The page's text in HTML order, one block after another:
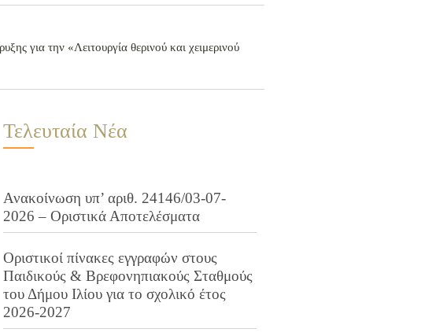
για την «Λειτουργία θερινού και χειμερινού
Τελευταία Νέα
Ανακοίνωση υπ’ αριθ. 24146/03-07-
2026 – Οριστικά Αποτελέσματα
Οριστικοί πίνακες εγγραφών στους
Παιδικούς & Βρεφονηπιακούς Σταθμούς
του Δήμου Ιλίου για το σχολικό έτος
2026-2027